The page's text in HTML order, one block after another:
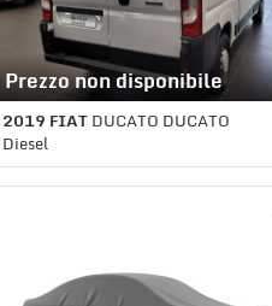
Prezzo non disponibile
2019 FIATDUCATO DUCATO
Diesel
1 Km • Cambio Manuale (6) • Bianco